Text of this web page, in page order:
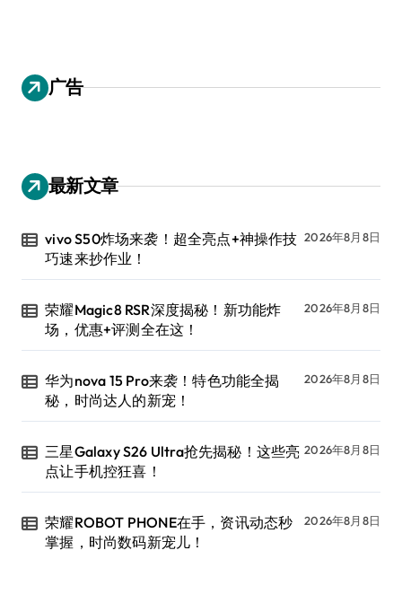
广告
最新文章
vivo S50炸场来袭！超全亮点+神操作技
巧速来抄作业！
2026年8月8日
荣耀Magic8 RSR深度揭秘！新功能炸
场，优惠+评测全在这！
2026年8月8日
华为nova 15 Pro来袭！特色功能全揭
秘，时尚达人的新宠！
2026年8月8日
三星Galaxy S26 Ultra抢先揭秘！这些亮
点让手机控狂喜！
2026年8月8日
荣耀ROBOT PHONE在手，资讯动态秒
掌握，时尚数码新宠儿！
2026年8月8日